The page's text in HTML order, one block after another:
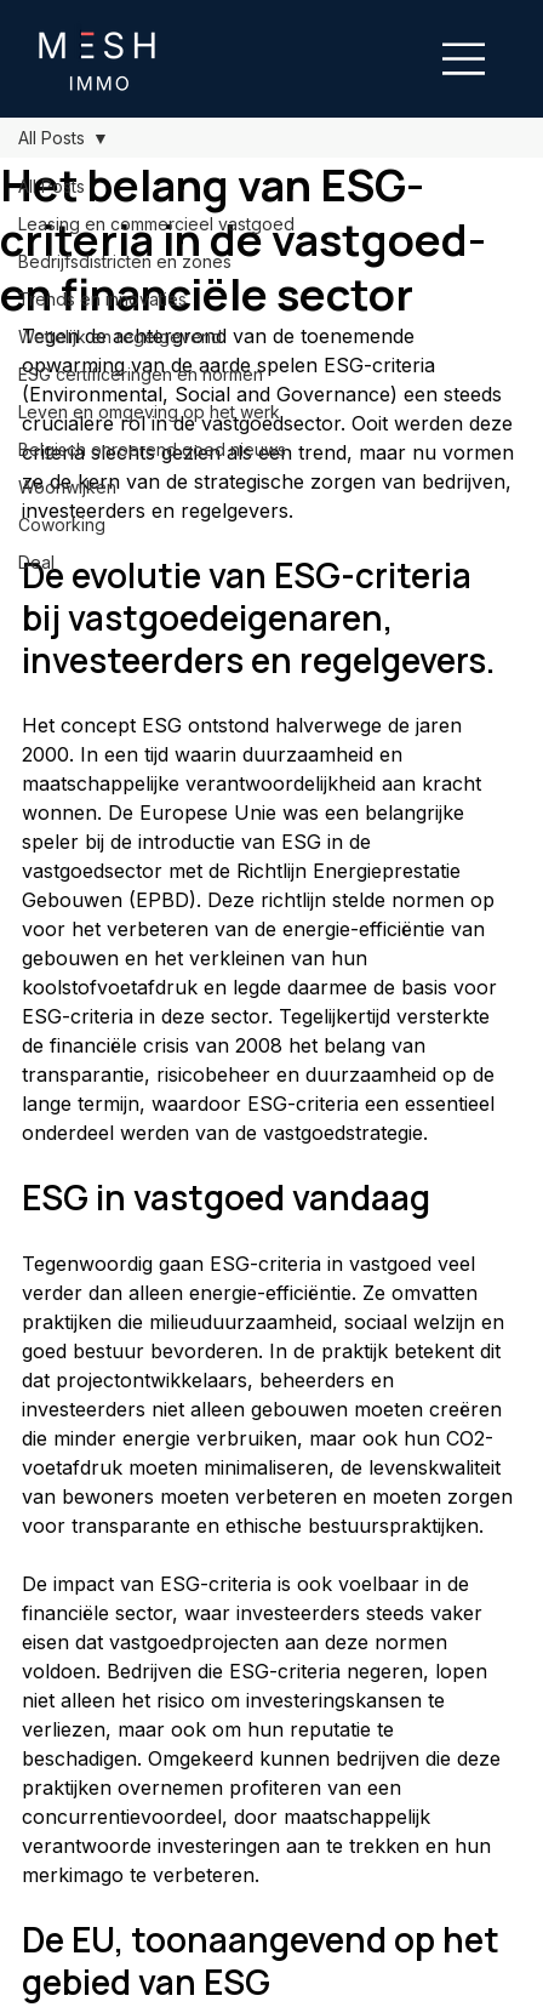
All Posts
Leasing en commercieel vastgoed
Bedrijfsdistricten en zones
Trends en innovaties
Wettelijk en regelgevend
ESG certificeringen en normen
Leven en omgeving op het werk
Belgisch onroerend goed nieuws
Woonwijken
Coworking
Deal
All Posts
Het belang van ESG-
criteria in de vastgoed-
en financiële sector
Tegen de achtergrond van de toenemende
opwarming van de aarde spelen ESG-criteria
(Environmental, Social and Governance) een steeds
crucialere rol in de vastgoedsector. Ooit werden deze
criteria slechts gezien als een trend, maar nu vormen
ze de kern van de strategische zorgen van bedrijven,
investeerders en regelgevers.
De evolutie van ESG-criteria
bij vastgoedeigenaren,
investeerders en regelgevers.
Het concept ESG ontstond halverwege de jaren
2000. In een tijd waarin duurzaamheid en
maatschappelijke verantwoordelijkheid aan kracht
wonnen. De Europese Unie was een belangrijke
speler bij de introductie van ESG in de
vastgoedsector met de Richtlijn Energieprestatie
Gebouwen (EPBD). Deze richtlijn stelde normen op
voor het verbeteren van de energie-efficiëntie van
gebouwen en het verkleinen van hun
koolstofvoetafdruk en legde daarmee de basis voor
ESG-criteria in deze sector. Tegelijkertijd versterkte
de financiële crisis van 2008 het belang van
transparantie, risicobeheer en duurzaamheid op de
lange termijn, waardoor ESG-criteria een essentieel
onderdeel werden van de vastgoedstrategie.
ESG in vastgoed vandaag
Tegenwoordig gaan ESG-criteria in vastgoed veel
verder dan alleen energie-efficiëntie. Ze omvatten
praktijken die milieuduurzaamheid, sociaal welzijn en
goed bestuur bevorderen. In de praktijk betekent dit
dat projectontwikkelaars, beheerders en
investeerders niet alleen gebouwen moeten creëren
die minder energie verbruiken, maar ook hun CO2-
voetafdruk moeten minimaliseren, de levenskwaliteit
van bewoners moeten verbeteren en moeten zorgen
voor transparante en ethische bestuurspraktijken.
De impact van ESG-criteria is ook voelbaar in de
financiële sector, waar investeerders steeds vaker
eisen dat vastgoedprojecten aan deze normen
voldoen. Bedrijven die ESG-criteria negeren, lopen
niet alleen het risico om investeringskansen te
verliezen, maar ook om hun reputatie te
beschadigen. Omgekeerd kunnen bedrijven die deze
praktijken overnemen profiteren van een
concurrentievoordeel, door maatschappelijk
verantwoorde investeringen aan te trekken en hun
merkimago te verbeteren.
De EU, toonaangevend op het
gebied van ESG